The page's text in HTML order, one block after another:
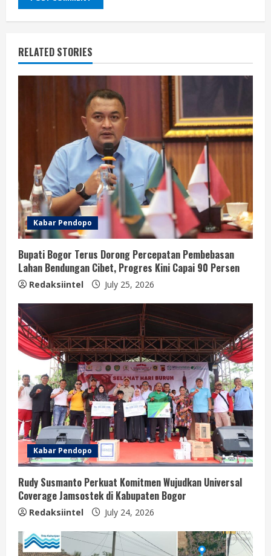
RELATED STORIES
Kabar Pendopo
Bupati Bogor Terus Dorong Percepatan Pembebasan
Lahan Bendungan Cibet, Progres Kini Capai 90 Persen
Redaksiintel July 25, 2026
Kabar Pendopo
Rudy Susmanto Perkuat Komitmen Wujudkan Universal
Coverage Jamsostek di Kabupaten Bogor
Redaksiintel July 24, 2026